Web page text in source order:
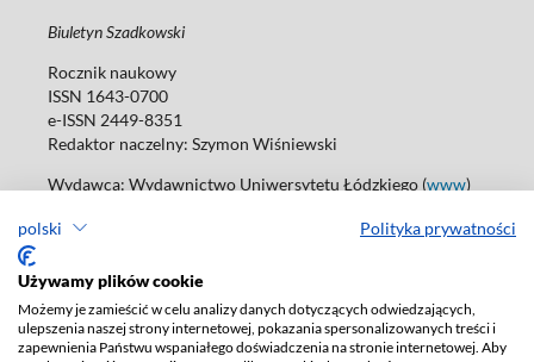
polski Polityka prywatności
Używamy plików cookie
Możemy je zamieścić w celu analizy danych dotyczących odwiedzających,
ulepszenia naszej strony internetowej, pokazania spersonalizowanych treści i
zapewnienia Państwu wspaniałego doświadczenia na stronie internetowej. Aby
Biuletyn Szadkowski
Rocznik naukowy
ISSN 1643-0700
e-ISSN 2449-8351
Redaktor naczelny: Szymon Wiśniewski
Wydawca: Wydawnictwo Uniwersytetu Łódzkiego (www)
Tel.: 42 235 01 65, fax: 42 66 55 86
Deklaracja dostępności